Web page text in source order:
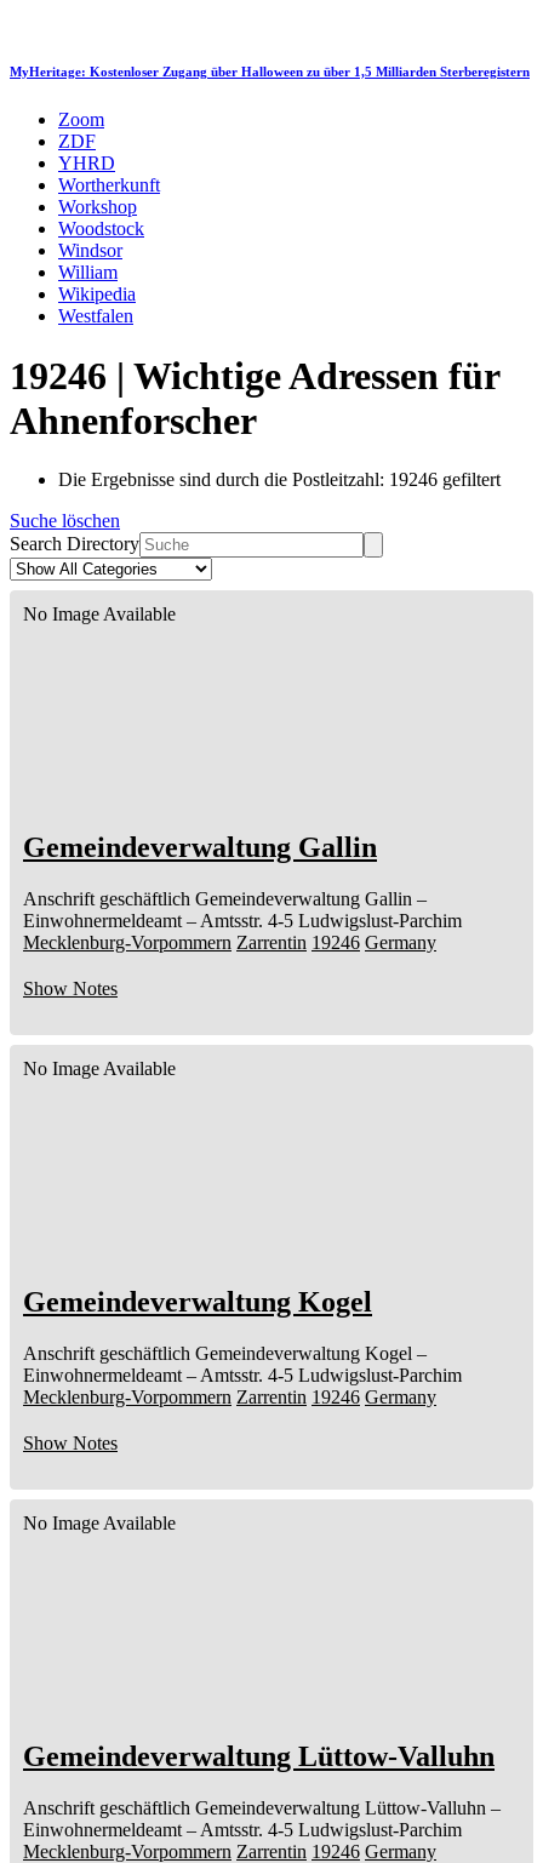
MyHeritage: Kostenloser Zugang über Halloween zu über 1,5 Milliarden Sterberegistern
Zoom
ZDF
YHRD
Wortherkunft
Workshop
Woodstock
Windsor
William
Wikipedia
Westfalen
19246 | Wichtige Adressen für
Ahnenforscher
Die Ergebnisse sind durch die Postleitzahl: 19246 gefiltert
Suche löschen
Search Directory
No Image Available
Gemeindeverwaltung Gallin
Anschrift geschäftlich Gemeindeverwaltung Gallin –
Einwohnermeldeamt – Amtsstr. 4-5 Ludwigslust-Parchim
Mecklenburg-Vorpommern Zarrentin 19246 Germany
Show Notes
No Image Available
Gemeindeverwaltung Kogel
Anschrift geschäftlich Gemeindeverwaltung Kogel –
Einwohnermeldeamt – Amtsstr. 4-5 Ludwigslust-Parchim
Mecklenburg-Vorpommern Zarrentin 19246 Germany
Show Notes
No Image Available
Gemeindeverwaltung Lüttow-Valluhn
Anschrift geschäftlich Gemeindeverwaltung Lüttow-Valluhn –
Einwohnermeldeamt – Amtsstr. 4-5 Ludwigslust-Parchim
Mecklenburg-Vorpommern Zarrentin 19246 Germany